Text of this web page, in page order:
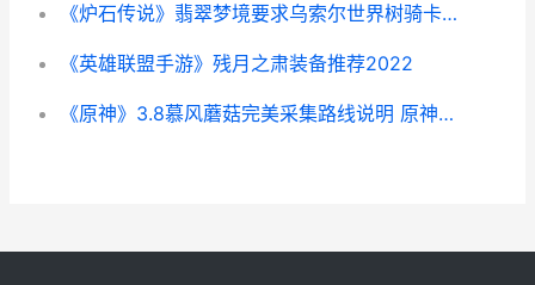
《炉石传说》翡翠梦境要求乌索尔世界树骑卡组代码同享 炉石传说飞毯怎么领取
《英雄联盟手游》残月之肃装备推荐2022
《原神》3.8慕风蘑菇完美采集路线说明 原神慕风怎么获得